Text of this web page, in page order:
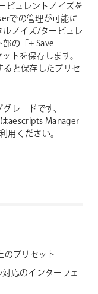
ビュレントノイズを
での管理が可能に
ノイズ/タービュレ
の「+ Save
トを保存します。
と保存したプリセ
レードです、
aescripts Manager
用ください。
のプリセット
応のインターフェ